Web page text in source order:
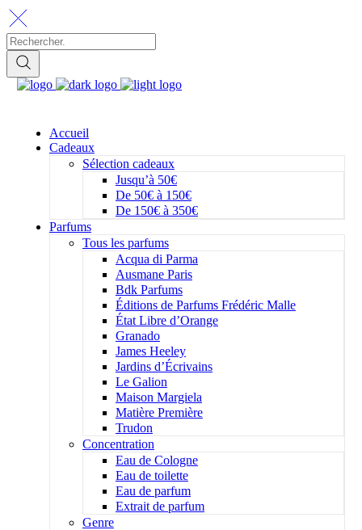
Accueil
Cadeaux
Sélection cadeaux
Jusqu’à 50€
De 50€ à 150€
De 150€ à 350€
Parfums
Tous les parfums
Acqua di Parma
Ausmane Paris
Bdk Parfums
Éditions de Parfums Frédéric Malle
État Libre d’Orange
Granado
James Heeley
Jardins d’Écrivains
Le Galion
Maison Margiela
Matière Première
Trudon
Concentration
Eau de Cologne
Eau de toilette
Eau de parfum
Extrait de parfum
Genre